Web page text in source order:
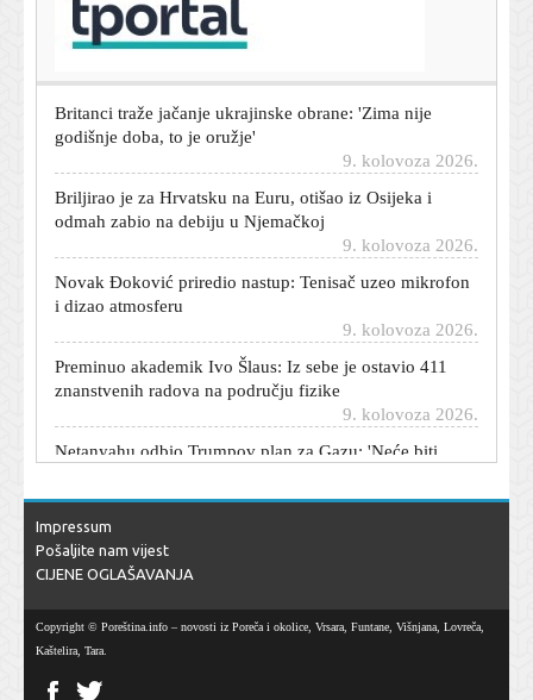
Jedna haljina, tri vlasnice: Leonor i Sofia oduševile u
omiljenim komadima iz ormara kraljice Letizije
godišnje doba, to je oružje'
Briljirao je za Hrvatsku na Euru, otišao iz Osijeka i
odmah zabio na debiju u Njemačkoj
Novak Đoković priredio nastup: Tenisač uzeo mikrofon
i dizao atmosferu
Preminuo akademik Ivo Šlaus: Iz sebe je ostavio 411
znanstvenih radova na području fizike
Netanyahu odbio Trumpov plan za Gazu: 'Neće biti
palestinske države'
pomoćni trener
poginuo zbog propusta?
Poznati mehaničar izabrao automobil koji smatra
Impressum
Pošaljite nam vijest
CIJENE OGLAŠAVANJA
Copyright © Poreština.info – novosti iz Poreča i okolice, Vrsara, Funtane, Višnjana, Lovreča,
Kaštelira, Tara.